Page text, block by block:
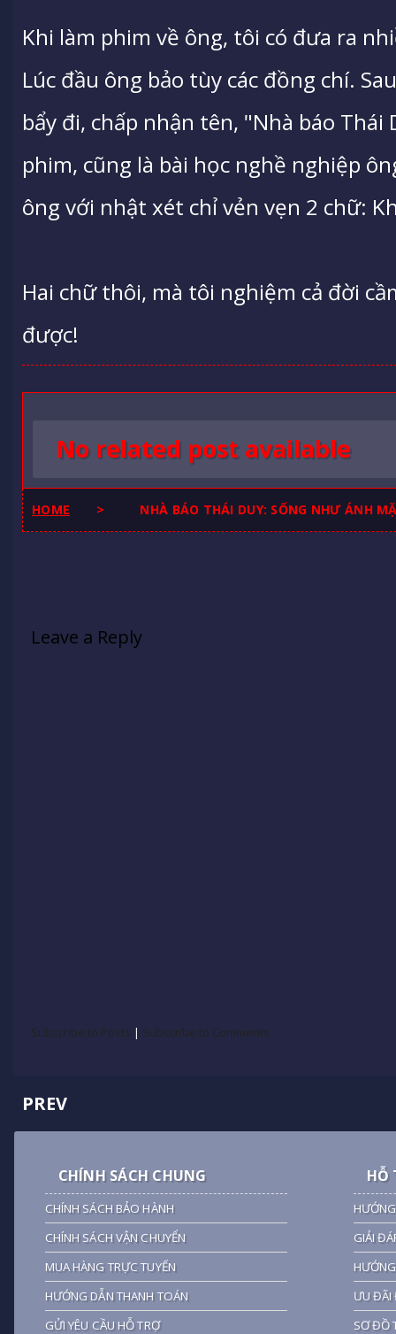
Khi làm phim về ông, tôi có đưa ra
Lúc đầu ông bảo tùy các đồng chí.
bẩy đi, chấp nhận tên, "Nhà báo
phim, cũng là bài học nghề nghiệp
ông với nhật xét chỉ vẻn vẹn 2 chữ:
Hai chữ thôi, mà tôi nghiệm cả đời
được!
No related post available
HOME > NHÀ BÁO THÁI DUY: SỐNG NHƯ ÁNH
Leave a Reply
Subscribe to Posts | Subscribe to Comments
PREV
CHÍNH SÁCH CHUNG
CHÍNH SÁCH BẢO HÀNH
CHÍNH SÁCH VẬN CHUYỂN
MUA HÀNG TRỰC TUYẾN
HƯỚNG DẪN THANH TOÁN
GỬI YÊU CẦU HỖ TRỢ
HỖ
GIẢI
ƯU ĐÃI
SƠ ĐỒ